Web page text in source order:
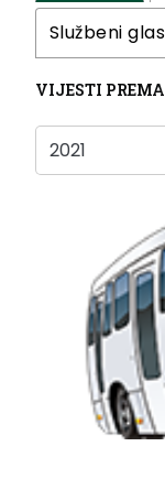
Službeni
VIJESTI